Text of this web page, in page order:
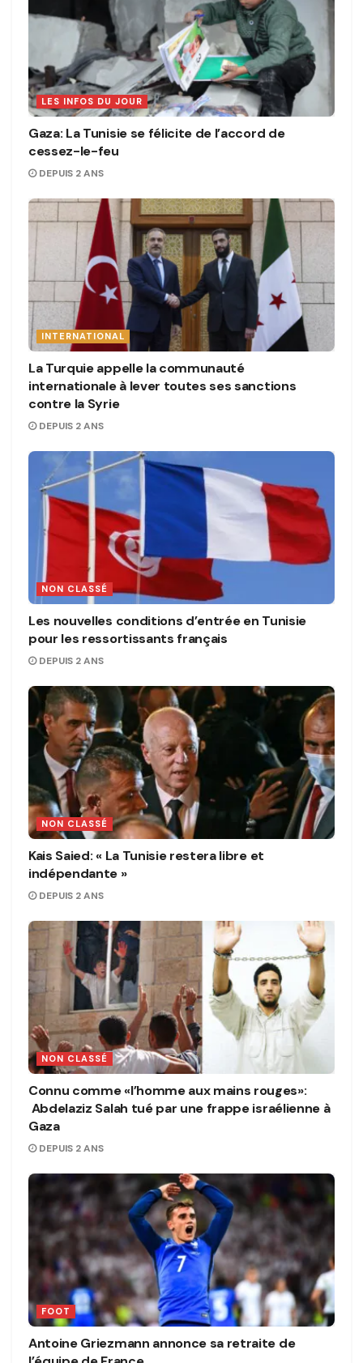
LES INFOS DU JOUR
Gaza: La Tunisie se félicite de l’accord de
cessez-le-feu
DEPUIS 2 ANS
INTERNATIONAL
La Turquie appelle la communauté
internationale à lever toutes ses sanctions
contre la Syrie
DEPUIS 2 ANS
NON CLASSÉ
Les nouvelles conditions d’entrée en Tunisie
pour les ressortissants français
DEPUIS 2 ANS
NON CLASSÉ
Kais Saied: « La Tunisie restera libre et
indépendante »
DEPUIS 2 ANS
NON CLASSÉ
Connu comme «l’homme aux mains rouges»:
Abdelaziz Salah tué par une frappe israélienne à
Gaza
DEPUIS 2 ANS
FOOT
Antoine Griezmann annonce sa retraite de